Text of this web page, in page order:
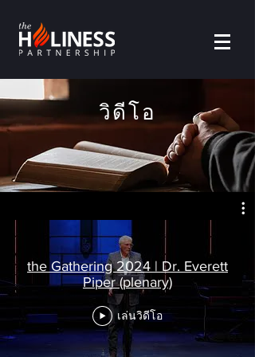
วิดีโอ
the Gathering 2024 | Dr. Everett
Piper (plenary)
เล่นวิดีโอ